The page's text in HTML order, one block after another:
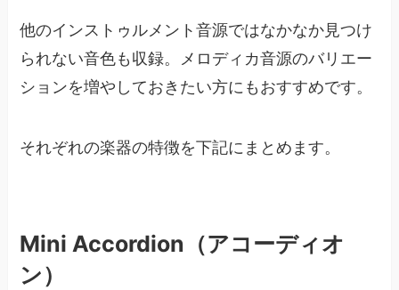
他のインストゥルメント音源ではなかなか見つけ
られない音色も収録。メロディカ音源のバリエー
ションを増やしておきたい方にもおすすめです。
それぞれの楽器の特徴を下記にまとめます。
Mini Accordion（アコーディオ
ン）